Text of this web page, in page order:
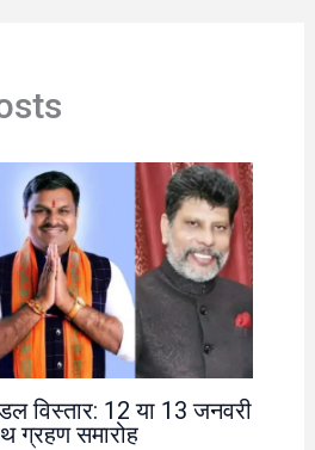
विस्तार: 12 या 13 जनवरी
ग्रहण समारोह